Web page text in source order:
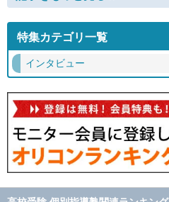
特集カテゴリ一覧
インタビュー